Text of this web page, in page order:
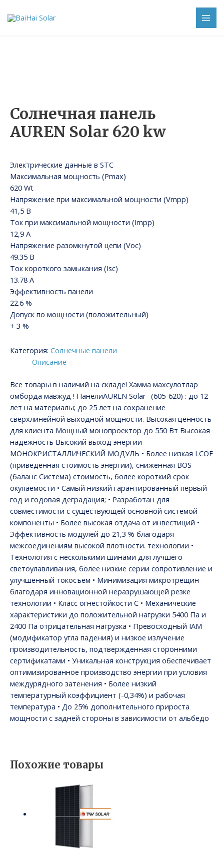
Солнечная панель
AUREN Solar 620 kw
Электрические данные в STC
Максимальная мощность (Pmax)
620 Wt
Напряжение при максимальной мощности (Vmpp)
41,5 В
Ток при максимальной мощности (Impp)
12,9 А
Напряжение разомкнутой цепи (Voc)
49.35 В
Ток короткого замыкания (Isc)
13.78 A
Эффективность панели
22.6 %
Допуск по мощности (положительный)
+ 3 %
Категория: Солнечные панели
Описание
Все товары в наличий на складе! Хамма махсулотлар
омборда мавжуд ! ПанелиAUREN Solar- (605-620) : до 12
лет на материалы; до 25 лет на сохранение
сверхлинейной выходной мощности. Высокая ценность
для клиента Мощный монопроектор до 550 Вт Высокая
надежность Высокий выход энергии
МОНОКРИСТАЛЛИЧЕСКИЙ МОДУЛЬ • Более низкая LCOE
(приведенная стоимость энергии), сниженная BOS
(баланс Система) стоимость, более короткий срок
окупаемости • Самый низкий гарантированный первый
год и годовая деградация; • Разработан для
совместимости с существующей основной системой
компоненты • Более высокая отдача от инвестиций •
Эффективность модулей до 21,3 % благодаря
межсоединениям высокой плотности. технологии •
Технология с несколькими шинами для лучшего
светоулавливания, более низкие серии сопротивление и
улучшенный токосъем • Минимизация микротрещин
благодаря инновационной неразрушающей резке
технологии • Класс огнестойкости C • Механические
характеристики до положительной нагрузки 5400 Па и
2400 Па отрицательная нагрузка • Превосходный IAM
(модификатор угла падения) и низкое излучение
производительность, подтвержденная сторонними
сертификатами • Уникальная конструкция обеспечивает
оптимизированное производство энергии при условия
междурядного затенения • Более низкий
температурный коэффициент (-0,34%) и рабочая
температура • До 25% дополнительного прироста
мощности с задней стороны в зависимости от альбедо
Похожие товары